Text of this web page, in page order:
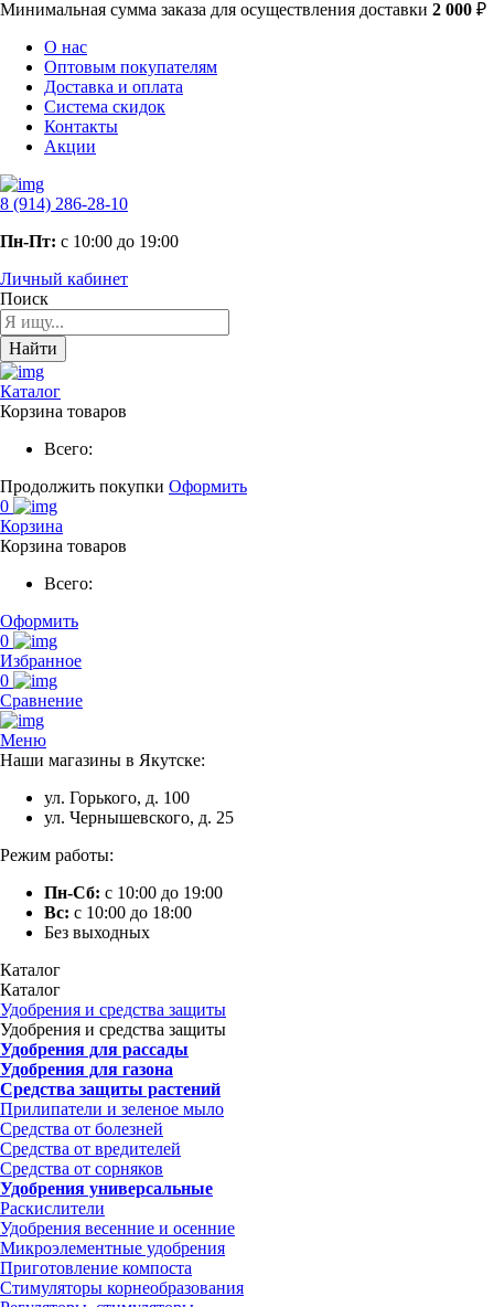
Минимальная сумма заказа для осуществления доставки 2 000 ₽
О нас
Оптовым покупателям
Доставка и оплата
Система скидок
Контакты
Акции
8 (914) 286-28-10
Пн-Пт: с 10:00 до 19:00
Личный кабинет
Поиск
Найти
Каталог
Корзина товаров
Всего:
Продолжить покупки Оформить
0
Корзина
Корзина товаров
Всего:
Оформить
0
Избранное
0
Сравнение
Меню
Наши магазины в Якутске:
ул. Горького, д. 100
ул. Чернышевского, д. 25
Режим работы:
Пн-Сб: с 10:00 до 19:00
Вс: с 10:00 до 18:00
Без выходных
Каталог
Каталог
Удобрения и средства защиты
Удобрения и средства защиты
Удобрения для рассады
Удобрения для газона
Средства защиты растений
Прилипатели и зеленое мыло
Средства от болезней
Средства от вредителей
Средства от сорняков
Удобрения универсальные
Раскислители
Удобрения весенние и осенние
Микроэлементные удобрения
Приготовление компоста
Стимуляторы корнеобразования